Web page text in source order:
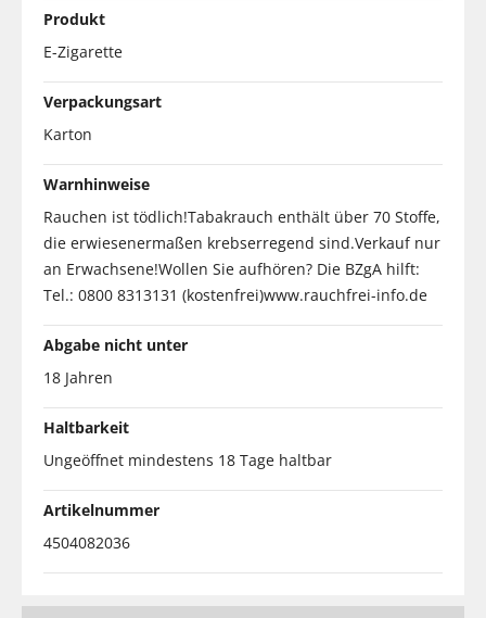
Produkt
E-Zigarette
Verpackungsart
Karton
Warnhinweise
Rauchen ist tödlich!Tabakrauch enthält über 70 Stoffe,
die erwiesenermaßen krebserregend sind.Verkauf nur
an Erwachsene!Wollen Sie aufhören? Die BZgA hilft:
Tel.: 0800 8313131 (kostenfrei)www.rauchfrei-info.de
Abgabe nicht unter
18 Jahren
Haltbarkeit
Ungeöffnet mindestens 18 Tage haltbar
Artikelnummer
4504082036